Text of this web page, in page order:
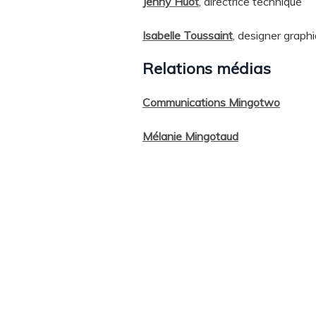
Isabelle Toussaint, designer
Relations médias
Communications Mingotwo
Mélanie Mingotaud